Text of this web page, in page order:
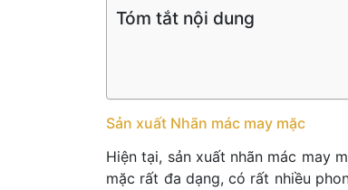
Tóm tắt nội dung
Sản xuất Nhãn mác may mặc
Hiện tại, sản xuất nhãn mác may
mặc rất đa dạng, có rất nhiều